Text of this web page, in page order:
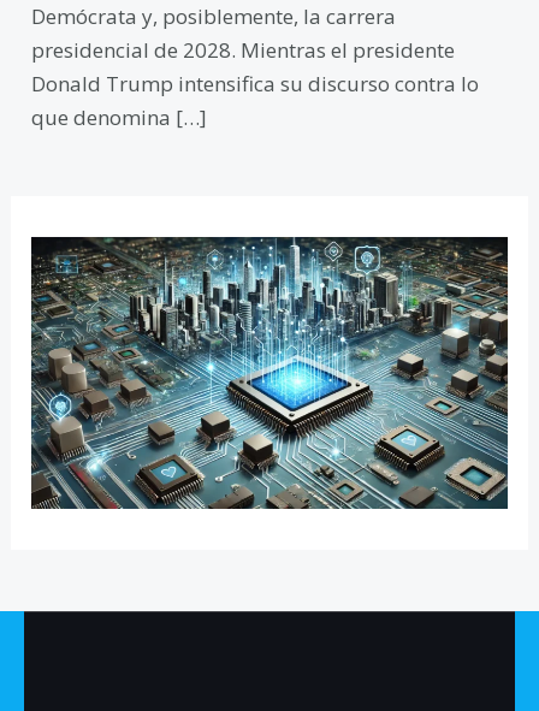
Demócrata y, posiblemente, la carrera
presidencial de 2028. Mientras el presidente
Donald Trump intensifica su discurso contra lo
que denomina […]